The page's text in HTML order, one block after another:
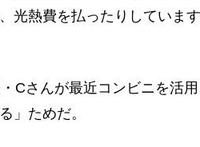
光熱費を払ったりしていま
Cさんが最近コンビニを活
」ためだ。